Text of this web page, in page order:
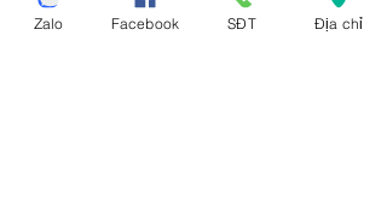
thị xã tx, tp thành phố tỉnh thành từ Đà
Nẵng trở ra bắc: Thừa Thiên Huế, Đồng
Zalo Facebook SĐT Địa chỉ